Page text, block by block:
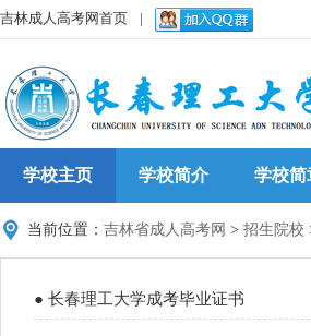
吉林成人高考网首页 |
学校主页 学校简介 学校简
当前位置： 吉林省成人高考网 > 招生院校
● 长春理工大学成考毕业证书